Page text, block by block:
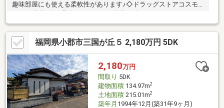
趣味部屋にも使える柔軟性があります♪◇ドラッグストアコスモ
徒歩10分と、毎日の買い物や外食にも便利な環境です♪◇土地と
しても活用出来ます♪
福岡県小郡市三国が丘５ 2,180万円 5DK
2,180万円
間取り 5DK
建物面積134.97m2
土地面積215.01m2
築年月 1994年12月(築31年9ヶ月)